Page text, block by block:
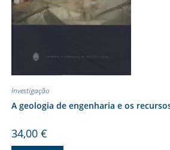
Investigação
A geologia de engenharia e os
34,00 €